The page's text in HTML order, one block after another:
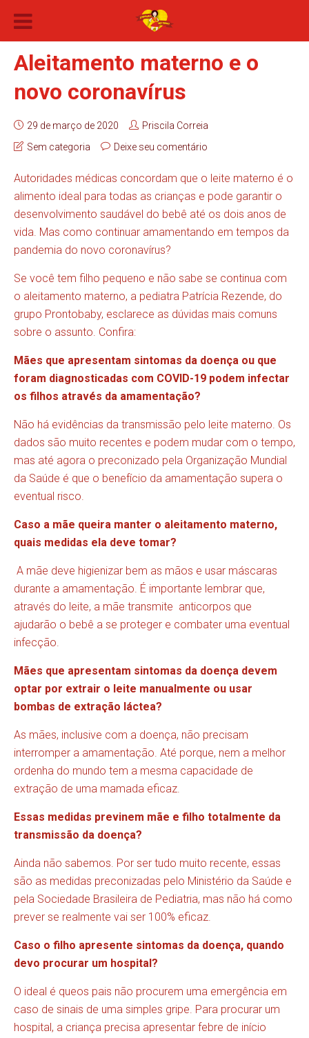
Aleitamento materno e o
novo coronavírus
29 de março de 2020
Priscila Correia
Sem categoria
Deixe seu comentário
Autoridades médicas concordam que o leite materno é o
alimento ideal para todas as crianças e pode garantir o
desenvolvimento saudável do bebê até os dois anos de
vida. Mas como continuar amamentando em tempos da
pandemia do novo coronavírus?
Se você tem filho pequeno e não sabe se continua com
o aleitamento materno, a pediatra Patrícia Rezende, do
grupo Prontobaby, esclarece as dúvidas mais comuns
sobre o assunto. Confira:
Mães que apresentam sintomas da doença ou que
foram diagnosticadas com COVID-19 podem infectar
os filhos através da amamentação?
Não há evidências da transmissão pelo leite materno. Os
dados são muito recentes e podem mudar com o tempo,
mas até agora o preconizado pela Organização Mundial
da Saúde é que o benefício da amamentação supera o
eventual risco.
Caso a mãe queira manter o aleitamento materno,
quais medidas ela deve tomar?
A mãe deve higienizar bem as mãos e usar máscaras
durante a amamentação. É importante lembrar que,
através do leite, a mãe transmite anticorpos que
ajudarão o bebê a se proteger e combater uma eventual
infecção.
Mães que apresentam sintomas da doença devem
optar por extrair o leite manualmente ou usar
bombas de extração láctea?
As mães, inclusive com a doença, não precisam
interromper a amamentação. Até porque, nem a melhor
ordenha do mundo tem a mesma capacidade de
extração de uma mamada eficaz.
Essas medidas previnem mãe e filho totalmente da
transmissão da doença?
Ainda não sabemos. Por ser tudo muito recente, essas
são as medidas preconizadas pelo Ministério da Saúde e
pela Sociedade Brasileira de Pediatria, mas não há como
prever se realmente vai ser 100% eficaz.
Caso o filho apresente sintomas da doença, quando
devo procurar um hospital?
O ideal é queos pais não procurem uma emergência em
caso de sinais de uma simples gripe. Para procurar um
hospital, a criança precisa apresentar febre de início